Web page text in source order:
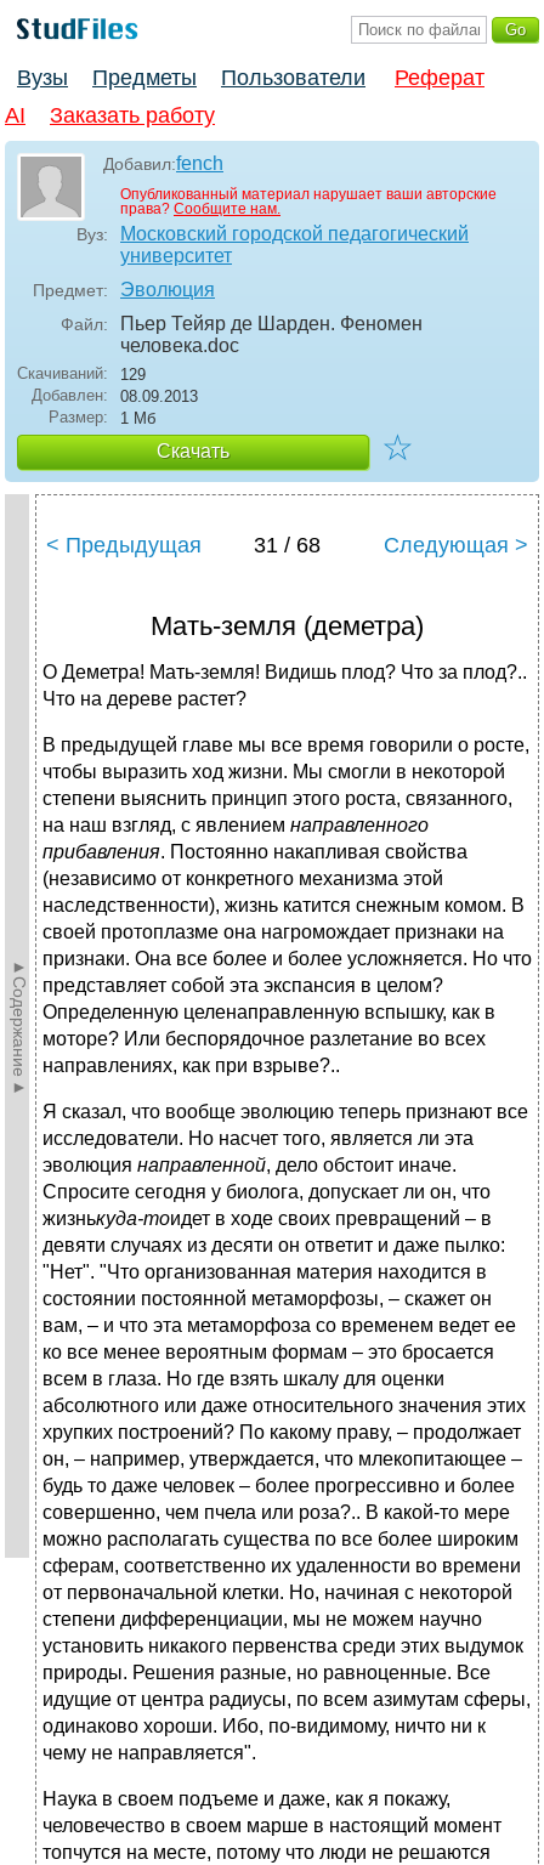
Вузы Предметы Пользователи
Реферат
AI
Заказать работу
Добавил:fench
Опубликованный материал нарушает ваши авторские
права? Сообщите нам.
Вуз:
Московский городской педагогический
университет
Предмет: Эволюция
Файл:
Пьер Тейяр де Шарден. Феномен
человека.doc
Скачиваний:
129
Добавлен:
08.09.2013
Размер:
1 Мб
Скачать ☆
►Содержание►
< Предыдущая 31 / 68 Следующая >
Мать-земля (деметра)
О Деметра! Мать-земля! Видишь плод? Что за плод?..
Что на дереве растет?
В предыдущей главе мы все время говорили о росте,
чтобы выразить ход жизни. Мы смогли в некоторой
степени выяснить принцип этого роста, связанного,
на наш взгляд, с явлением направленного
прибавления. Постоянно накапливая свойства
(независимо от конкретного механизма этой
наследственности), жизнь катится снежным комом. В
своей протоплазме она нагромождает признаки на
признаки. Она все более и более усложняется. Но что
представляет собой эта экспансия в целом?
Определенную целенаправленную вспышку, как в
моторе? Или беспорядочное разлетание во всех
направлениях, как при взрыве?..
Я сказал, что вообще эволюцию теперь признают все
исследователи. Но насчет того, является ли эта
эволюция направленной, дело обстоит иначе.
Спросите сегодня у биолога, допускает ли он, что
жизнькуда-тоидет в ходе своих превращений – в
девяти случаях из десяти он ответит и даже пылко:
"Нет". "Что организованная материя находится в
состоянии постоянной метаморфозы, – скажет он
вам, – и что эта метаморфоза со временем ведет ее
ко все менее вероятным формам – это бросается
всем в глаза. Но где взять шкалу для оценки
абсолютного или даже относительного значения этих
хрупких построений? По какому праву, – продолжает
он, – например, утверждается, что млекопитающее –
будь то даже человек – более прогрессивно и более
совершенно, чем пчела или роза?.. В какой-то мере
можно располагать существа по все более широким
сферам, соответственно их удаленности во времени
от первоначальной клетки. Но, начиная с некоторой
степени дифференциации, мы не можем научно
установить никакого первенства среди этих выдумок
природы. Решения разные, но равноценные. Все
идущие от центра радиусы, по всем азимутам сферы,
одинаково хороши. Ибо, по-видимому, ничто ни к
чему не направляется".
Наука в своем подъеме и даже, как я покажу,
человечество в своем марше в настоящий момент
топчутся на месте, потому что люди не решаются